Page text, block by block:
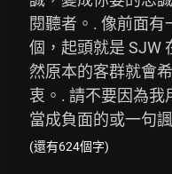
閱聽者。. 像前面有
個，起頭就是 SJW
然原本的客群就會
衷。. 請不要因為我
當成負面的或一句
(還有624個字)